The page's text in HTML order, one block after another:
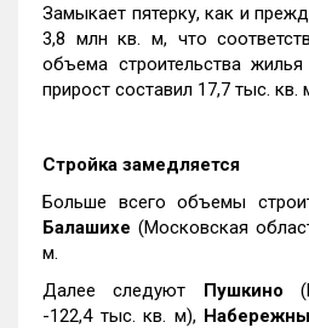
Замыкает пятерку, как и
3,8 млн кв. м, что
объема строительства
прирост составил 17,7 тыс. кв.
Стройка замедляется
Больше всего объемы
Балашихе (Московская
м.
Далее следуют Пушкино
-122,4 тыс. кв. м),